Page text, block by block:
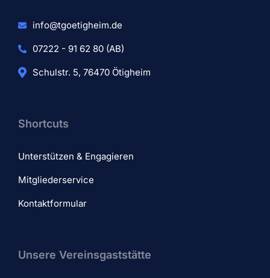
info@tgoetigheim.de
07222 - 91 62 80 (AB)
Schulstr. 5, 76470 Ötigheim
Shortcuts
Unterstützen & Engagieren
Mitgliederservice
Kontaktformular
Unsere Vereinsgaststätte